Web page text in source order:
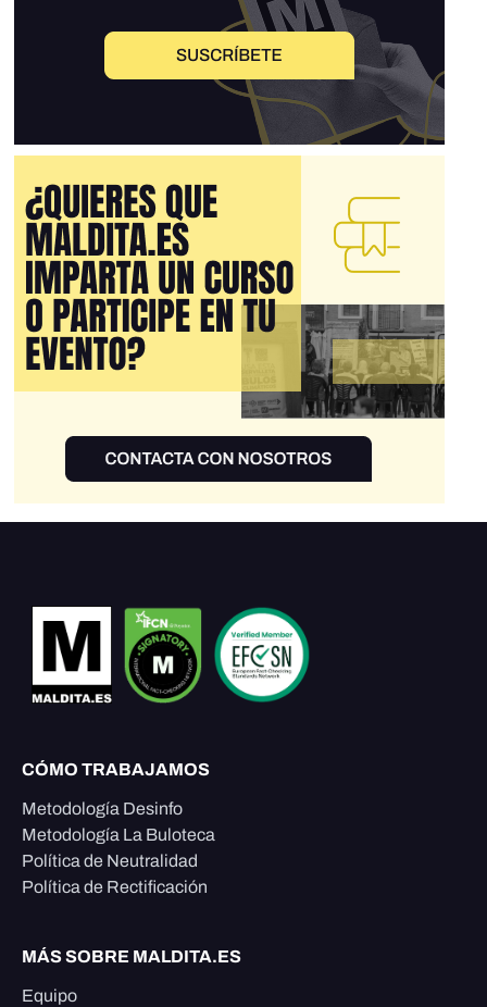
CÓMO TRABAJAMOS
Metodología Desinfo
Metodología La Buloteca
Política de Neutralidad
Política de Rectificación
MÁS SOBRE MALDITA.ES
Equipo